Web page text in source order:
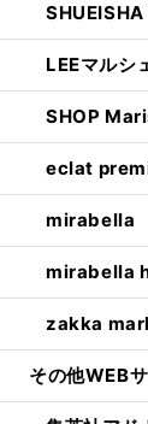
SHUEISHA
LEEマルシ
SHOP
eclat
mirabella
mirabella
zakka
その他WEB